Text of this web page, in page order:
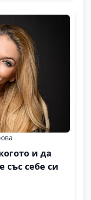
и да
със себе си